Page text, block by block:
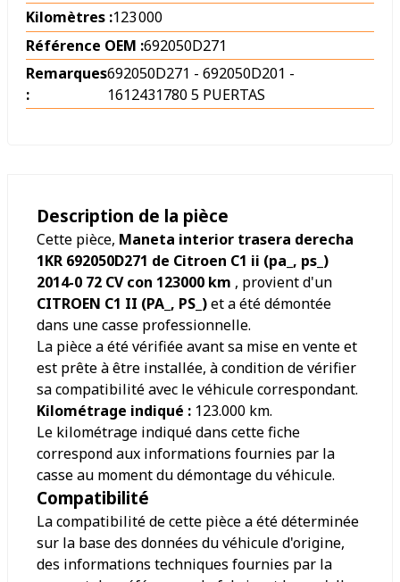
Kilomètres :123 000
Référence OEM :692050D271
Remarques
:
692050D271 - 692050D201 -
1612431780 5 PUERTAS
Description de la pièce
Cette pièce, Maneta interior trasera derecha
1KR 692050D271 de Citroen C1 ii (pa_, ps_)
2014-0 72 CV con 123000 km , provient d'un
CITROEN C1 II (PA_, PS_)et a été démontée
dans une casse professionnelle.
La pièce a été vérifiée avant sa mise en vente et
est prête à être installée, à condition de vérifier
sa compatibilité avec le véhicule correspondant.
Kilométrage indiqué : 123.000 km.
Le kilométrage indiqué dans cette fiche
correspond aux informations fournies par la
casse au moment du démontage du véhicule.
Compatibilité
La compatibilité de cette pièce a été déterminée
sur la base des données du véhicule d'origine,
des informations techniques fournies par la